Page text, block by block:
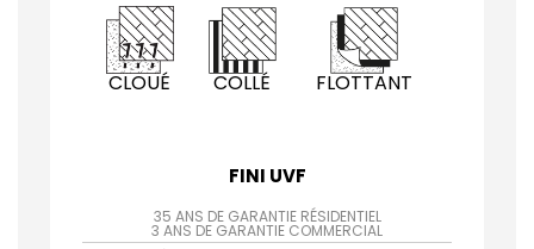
CLOUÉ COLLÉ FLOTTANT
FINI UVF
35 ANS DE GARANTIE RÉSIDENTIEL
3 ANS DE GARANTIE COMMERCIAL